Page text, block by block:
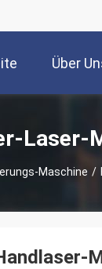
Über
Laser-
Maschine /